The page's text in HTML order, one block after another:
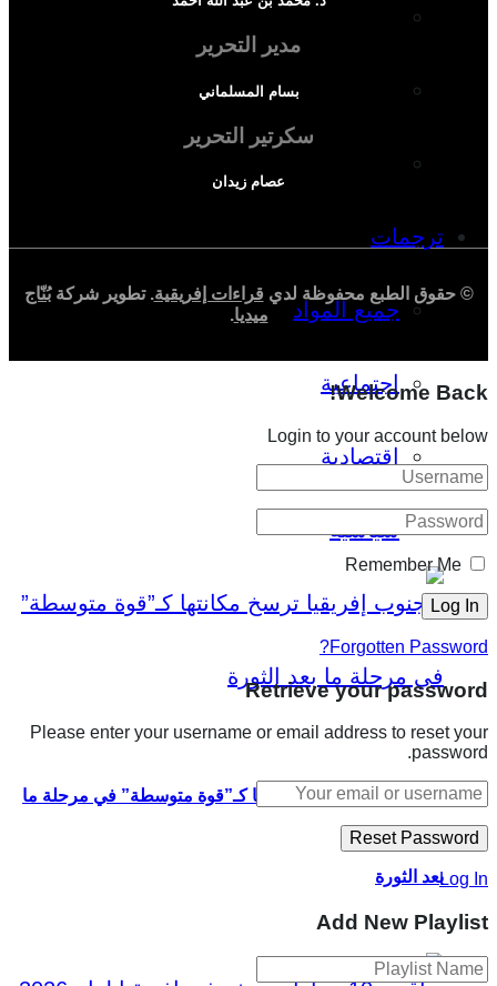
دراسة سياسية
دراسة اجتماعية
ترجمات
جميع المواد
اجتماعية
اقتصادية
سياسية
جنوب إفريقيا ترسخ مكانتها كـ”قوة متوسطة” في مرحلة ما
بعد الثورة
مدير التحرير
بسام المسلماني
سكرتير التحرير
عصام زيدان
© حقوق الطبع محفوظة لدي قراءات إفريقية. تطوير شركةبُنّاج
ميديا.
Welcome Back!
Login to your account below
Remember Me
Forgotten Password?
Retrieve your password
Please enter your username or email address to reset your
password.
Log In
Add New Playlist